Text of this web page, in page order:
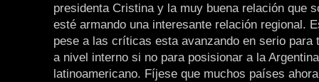
presidenta Cristina y la muy buena relación que
esté armando una interesante relación regional.
pese a las críticas esta avanzando en serio para
a nivel interno si no para posisionar a la
latinoamericano. Fíjese que muchos países